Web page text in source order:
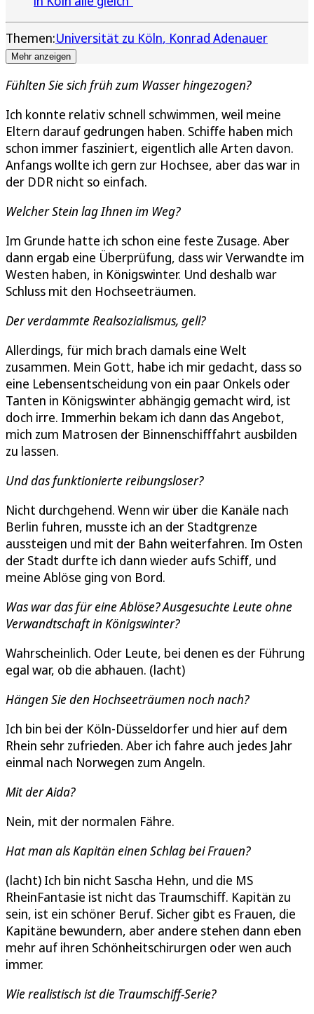
Themen:Universität zu Köln Konrad Adenauer
Mehr anzeigen
Fühlten Sie sich früh zum Wasser hingezogen?
Ich konnte relativ schnell schwimmen, weil meine
Eltern darauf gedrungen haben. Schiffe haben mich
schon immer fasziniert, eigentlich alle Arten davon.
Anfangs wollte ich gern zur Hochsee, aber das war in
der DDR nicht so einfach.
Welcher Stein lag Ihnen im Weg?
Im Grunde hatte ich schon eine feste Zusage. Aber
dann ergab eine Überprüfung, dass wir Verwandte im
Westen haben, in Königswinter. Und deshalb war
Schluss mit den Hochseeträumen.
Der verdammte Realsozialismus, gell?
Allerdings, für mich brach damals eine Welt
zusammen. Mein Gott, habe ich mir gedacht, dass so
eine Lebensentscheidung von ein paar Onkels oder
Tanten in Königswinter abhängig gemacht wird, ist
doch irre. Immerhin bekam ich dann das Angebot,
mich zum Matrosen der Binnenschifffahrt ausbilden
zu lassen.
Und das funktionierte reibungsloser?
Nicht durchgehend. Wenn wir über die Kanäle nach
Berlin fuhren, musste ich an der Stadtgrenze
aussteigen und mit der Bahn weiterfahren. Im Osten
der Stadt durfte ich dann wieder aufs Schiff, und
meine Ablöse ging von Bord.
Was war das für eine Ablöse? Ausgesuchte Leute ohne
Verwandtschaft in Königswinter?
Wahrscheinlich. Oder Leute, bei denen es der Führung
egal war, ob die abhauen. (lacht)
Hängen Sie den Hochseeträumen noch nach?
Ich bin bei der Köln-Düsseldorfer und hier auf dem
Rhein sehr zufrieden. Aber ich fahre auch jedes Jahr
einmal nach Norwegen zum Angeln.
Mit der Aida?
Nein, mit der normalen Fähre.
Hat man als Kapitän einen Schlag bei Frauen?
(lacht) Ich bin nicht Sascha Hehn, und die MS
RheinFantasie ist nicht das Traumschiff. Kapitän zu
sein, ist ein schöner Beruf. Sicher gibt es Frauen, die
Kapitäne bewundern, aber andere stehen dann eben
mehr auf ihren Schönheitschirurgen oder wen auch
immer.
Wie realistisch ist die Traumschiff-Serie?